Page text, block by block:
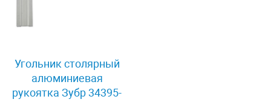
Угольник столярный
алюминиевая
рукоятка Зубр 34395-